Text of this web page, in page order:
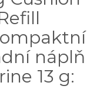
náplň
13 g: